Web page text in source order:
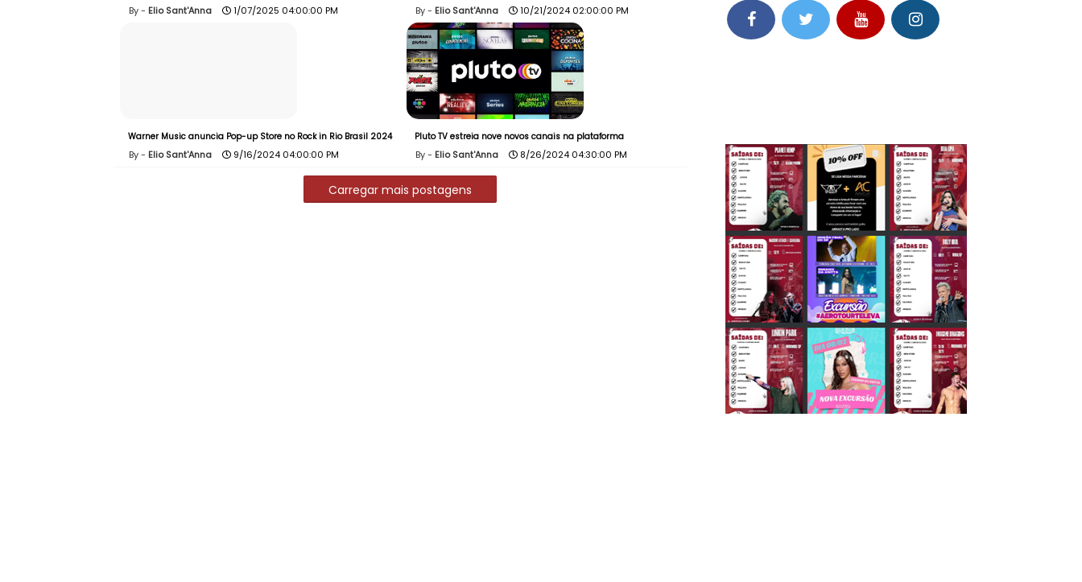
Elio Sant'Anna 1/07/2025 04:00:00 PM Elio Sant'Anna 10/21/2024 02:00:00 PM
Warner Music anuncia Pop-up Store no Rock in Rio Brasil 2024
Elio Sant'Anna 9/16/2024 04:00:00 PM
Pluto TV estreia nove novos canais na plataforma
Elio Sant'Anna 8/26/2024 04:30:00 PM
Carregar mais postagens